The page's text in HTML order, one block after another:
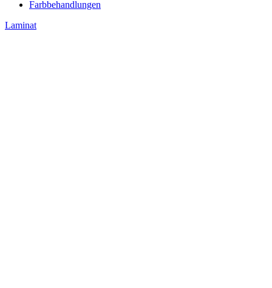
Farbbehandlungen
Laminat